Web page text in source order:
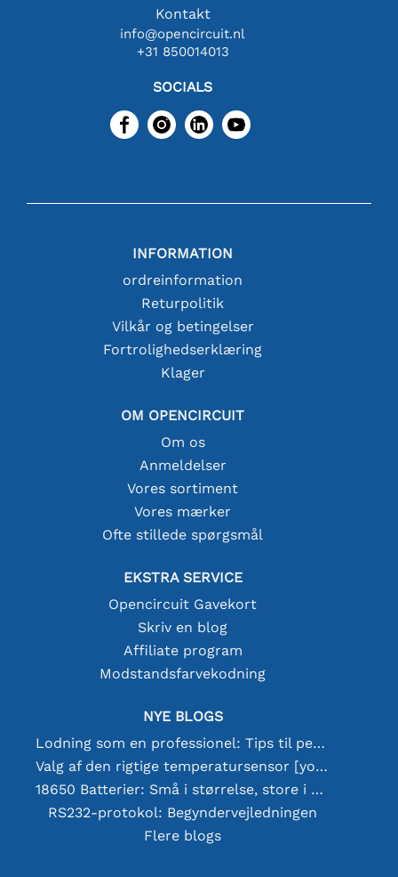
Kontakt
info@opencircuit.nl
+31 850014013
SOCIALS
INFORMATION
ordreinformation
Returpolitik
Vilkår og betingelser
Fortrolighedserklæring
Klager
OM OPENCIRCUIT
Om os
Anmeldelser
Vores sortiment
Vores mærker
Ofte stillede spørgsmål
EKSTRA SERVICE
Opencircuit Gavekort
Skriv en blog
Affiliate program
Modstandsfarvekodning
NYE BLOGS
Lodning som en professionel: Tips til perfekte elektroniske forbindelser
Valg af den rigtige temperatursensor [youtube]
18650 Batterier: Små i størrelse, store i ydeevne
RS232-protokol: Begyndervejledningen
Flere blogs